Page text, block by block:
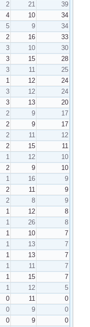
2 21
39
4 10
34
5 9
34
2 16
33
3 10
30
3 15
28
3 11
25
1 12
24
3 12
24
3 13
20
2 9
17
2 9
17
2 11
12
2 15
11
1 12
10
2 9
10
1 16
9
2 11
9
2 8
9
1 12
8
1 26
8
1 10
7
1 13
7
1 13
7
1 11
7
1 15
7
1 12
5
0 11
0
0 9
0
0 9
0